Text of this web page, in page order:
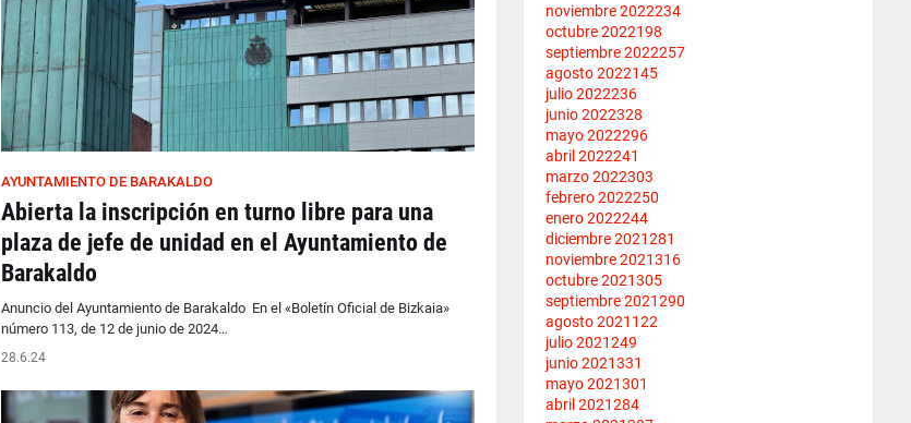
AYUNTAMIENTO DE BARAKALDO
Abierta la inscripción en turno libre para una
plaza de jefe de unidad en el Ayuntamiento de
Barakaldo
Anuncio del Ayuntamiento de Barakaldo En el «Boletín Oficial de Bizkaia»
número 113, de 12 de junio de 2024…
28.6.24
noviembre 2022234
octubre 2022198
septiembre 2022257
agosto 2022145
julio 2022236
junio 2022328
mayo 2022296
abril 2022241
marzo 2022303
febrero 2022250
enero 2022244
diciembre 2021281
noviembre 2021316
octubre 2021305
septiembre 2021290
agosto 2021 122
julio 2021249
junio 2021331
mayo 2021301
abril 2021284